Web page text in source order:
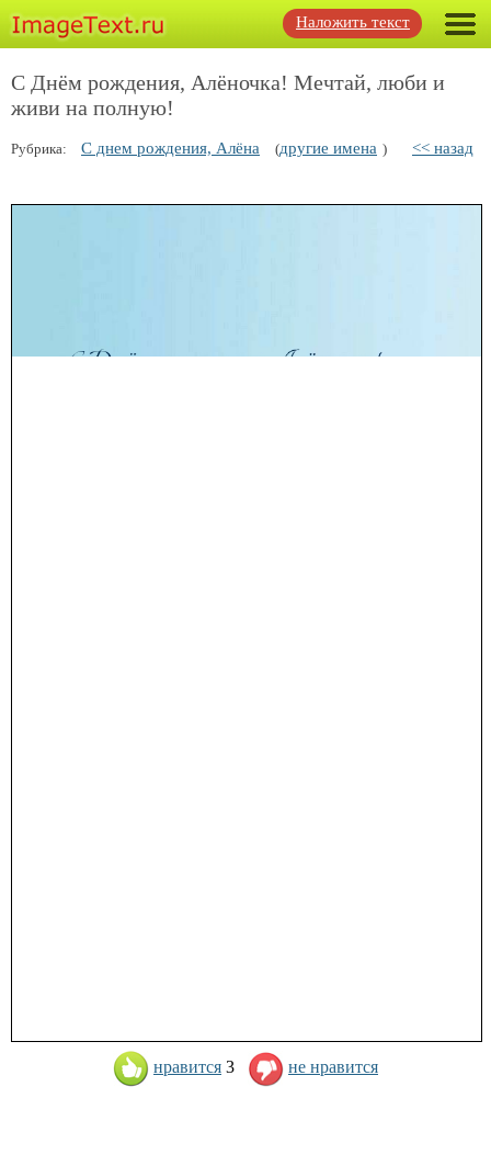
Наложить текст
С Днём рождения, Алëночка! Мечтай, люби и
живи на полную!
Рубрика: С днем рождения, Алёна (другие имена ) << назад
нравится 3 не нравится